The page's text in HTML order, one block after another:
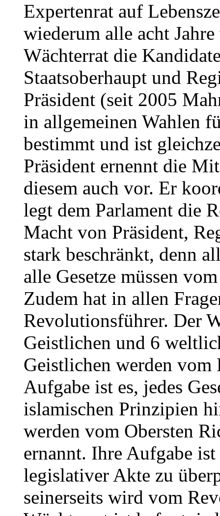
Expertenrat auf
wiederum alle acht
Wächterrat die
Staatsoberhaupt und
Präsident (seit 2005
in allgemeinen Wahlen
bestimmt und ist
Präsident ernennt die
diesem auch vor. Er
legt dem Parlament die
Macht von Präsident,
stark beschränkt, denn
alle Gesetze müssen
Zudem hat in allen
Revolutionsführer. Der
Geistlichen und 6
Geistlichen werden
Aufgabe ist es, jedes
islamischen Prinzipien
werden vom Obersten
ernannt. Ihre Aufgabe
legislativer Akte zu
seinerseits wird vom